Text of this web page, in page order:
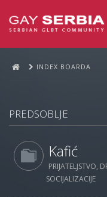
INDEX BOARDA
PREDSOBLJE
Kafić
PRIJATELJSTVO,
SOCIJALIZACIJE